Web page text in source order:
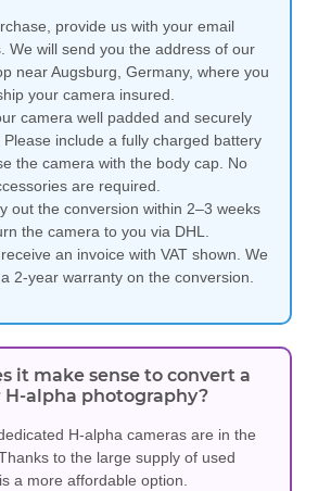
provide us with your email
We will send you the address of our
near Augsburg, Germany, where you
your camera insured.
camera well padded and securely
Please include a fully charged battery
the camera with the body cap. No
are required.
out the conversion within 2–3 weeks
the camera to you via DHL.
an invoice with VAT shown. We
2-year warranty on the conversion.
it make sense to convert a
H-alpha photography?
H-alpha cameras are in the
to the large supply of used
a more affordable option.